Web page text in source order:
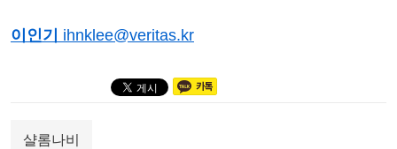
이인기 ihnklee@veritas.kr
샬롬나비